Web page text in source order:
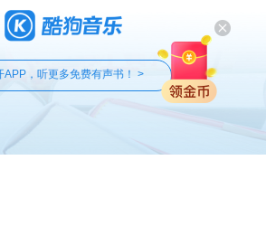
APP，听更多免费有声书！ >